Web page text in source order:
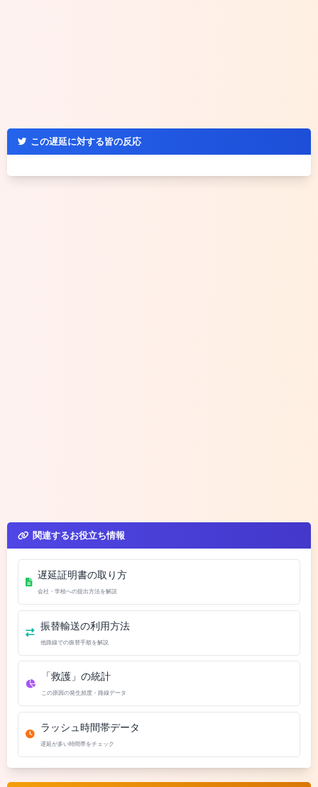
この遅延に対する皆の反応
関連するお役立ち情報
遅延証明書の取り方
会社・学校への提出方法を解説
振替輸送の利用方法
他路線での振替手順を解説
「救護」の統計
この原因の発生頻度・路線データ
ラッシュ時間帯データ
遅延が多い時間帯をチェック